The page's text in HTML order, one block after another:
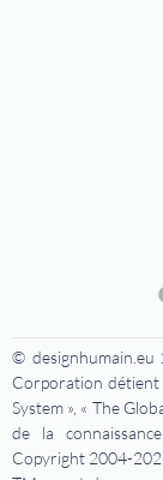
© designhumain.eu
Corporation détient
System », « The
de la
Copyright 2004-